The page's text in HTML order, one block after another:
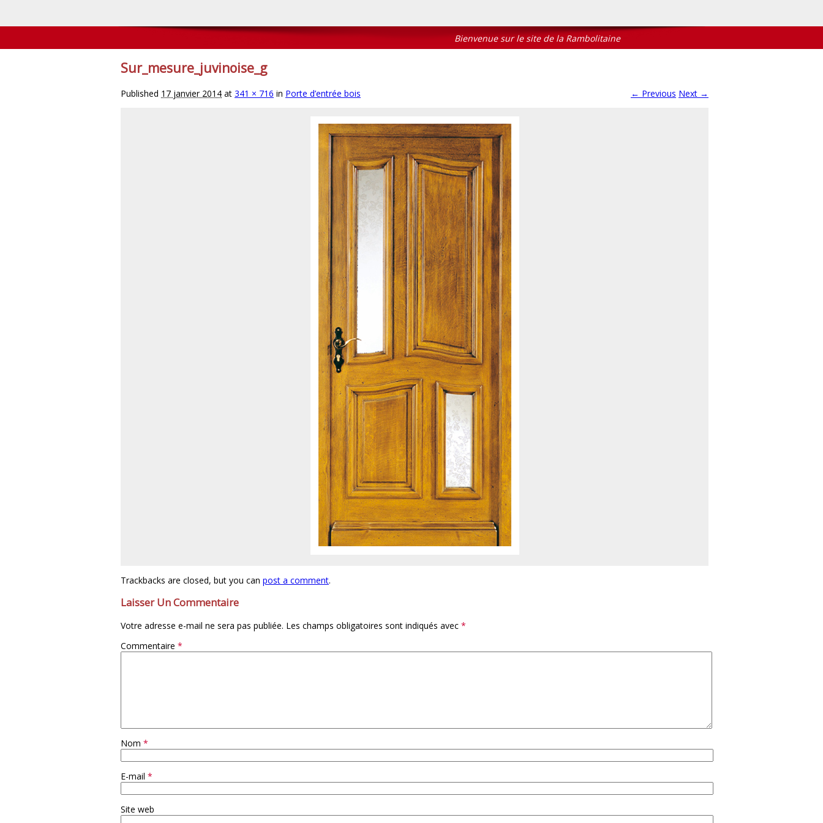
Bienvenue sur le site de la Rambolitaine
Sur_mesure_juvinoise_g
Published 17 janvier 2014 at 341 × 716 in Porte d’entrée bois ← Previous Next →
Trackbacks are closed, but you can post a comment.
Laisser Un Commentaire
Votre adresse e-mail ne sera pas publiée. Les champs obligatoires sont indiqués avec *
Commentaire *
Nom *
E-mail *
Site web